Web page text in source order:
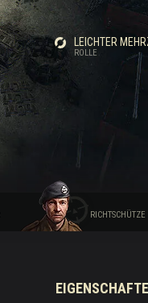
ROLLE
LEICHTER
RICHTSCHÜTZE